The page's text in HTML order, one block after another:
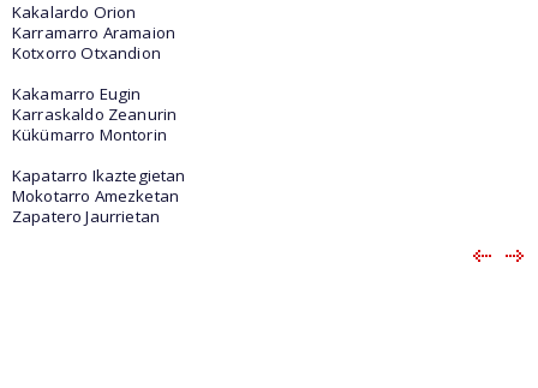
Kakalardo Orion
Karramarro Aramaion
Kotxorro Otxandion
Kakamarro Eugin
Karraskaldo Zeanurin
Kükümarro Montorin
Kapatarro Ikaztegietan
Mokotarro Amezketan
Zapatero Jaurrietan